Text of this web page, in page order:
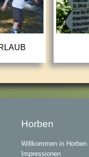
Horben
Willkommen in Horben
Impressionen